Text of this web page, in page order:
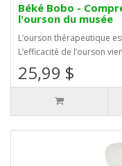
Béké Bobo -
l'ourson du musée
L’ourson thérapeutique
L’efficacité de l’ourson
25,99 $